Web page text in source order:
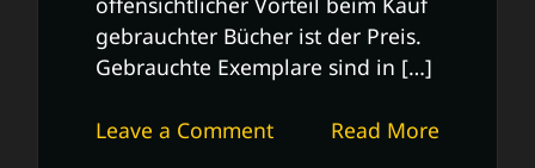
gebrauchter Bücher ist der Preis.
Gebrauchte Exemplare sind in […]
Read More
Leave a Commenton